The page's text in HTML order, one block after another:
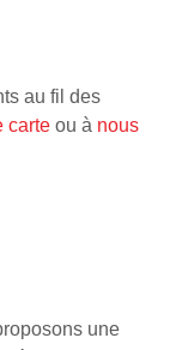
au fil des
carte ou à nous
une